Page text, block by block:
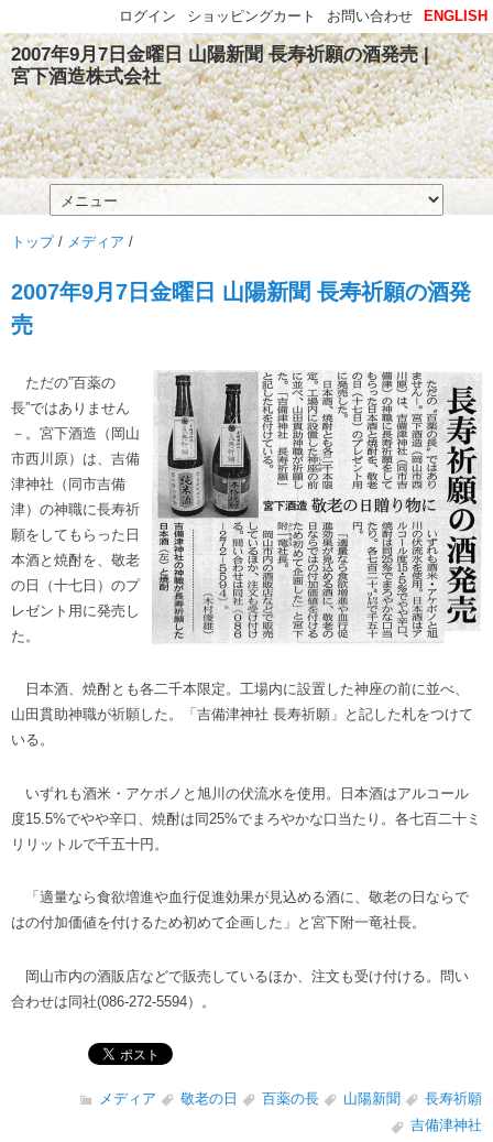
2007年9月7日金曜日 山陽新聞 長寿祈願の酒発売 |
宮下酒造株式会社
トップ/ メディア /
2007年9月7日金曜日 山陽新聞 長寿祈願の酒発
売
ただの”百薬の
長”ではありません
－。宮下酒造（岡山
市西川原）は、吉備
津神社（同市吉備
津）の神職に長寿祈
願をしてもらった日
本酒と焼酎を、敬老
の日（十七日）のプ
レゼント用に発売し
た。
日本酒、焼酎とも各二千本限定。工場内に設置した神座の前に並べ、
山田貫助神職が祈願した。「吉備津神社 長寿祈願」と記した札をつけて
いる。
いずれも酒米・アケボノと旭川の伏流水を使用。日本酒はアルコール
度15.5%でやや辛口、焼酎は同25%でまろやかな口当たり。各七百二十ミ
リリットルで千五十円。
「適量なら食欲増進や血行促進効果が見込める酒に、敬老の日ならで
はの付加価値を付けるため初めて企画した」と宮下附一竜社長。
岡山市内の酒販店などで販売しているほか、注文も受け付ける。問い
合わせは同社(086-272-5594）。
メディア 敬老の日 百薬の長 山陽新聞
長寿祈願
吉備津神社
ENGLISH
お問い合わせ
ショッピングカート
ログイン